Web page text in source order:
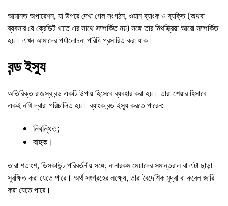
আমানত অপারেশন, যা উপরে দেখা গেল সংগঠন, ওয়ান ব্যাংক ও ব্যক্তি (অথবা
ব্যবসার যে ক্রেডিট খাতে এর সাথে সম্পর্কিত নয়) সঙ্গে তার মিথস্ক্রিয়া আরো সম্পর্কিত
হয়। এখন আমাদের পর্যালোচনা পরিধি প্রসারিত করা যাক।
বন্ড ইস্যু
অতিরিক্ত রাজস্ব বন্ড একটি উপায় হিসেবে ব্যবহার করা হয়। তারা শেয়ার হিসাবে
একই নথি দ্বারা পরিচালিত হয়। ব্যাংক বন্ড ইস্যু করতে পারেন:
নিবন্ধিত;
বাহক।
তারা শতাংশ, ডিসকাউন্ট পরিবর্তনীয় সঙ্গে, নানারকম মেয়াদের সমান্তরাল বা এটা ছাড়া
সুরক্ষিত করা যেতে পারে। অর্থ সংগ্রহের লক্ষ্যে, তারা বৈদেশিক মুদ্রা বা রুবেল জারি
করা যেতে পারে।